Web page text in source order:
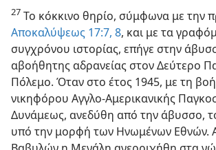
27 Το κόκκινο θηρίο, σύμφωνα με την
Αποκαλύψεως 17:7, 8, και με τα
συγχρόνου ιστορίας, επήγε στην
αβοήθητης αδρανείας στον Δεύτερο
Πόλεμο. Όταν στο έτος 1945, με τη
νικηφόρου Αγγλο-Αμερικανικής
Δυνάμεως, ανεδύθη από την άβυσσο,
υπό την μορφή των Ηνωμένων Εθνών.